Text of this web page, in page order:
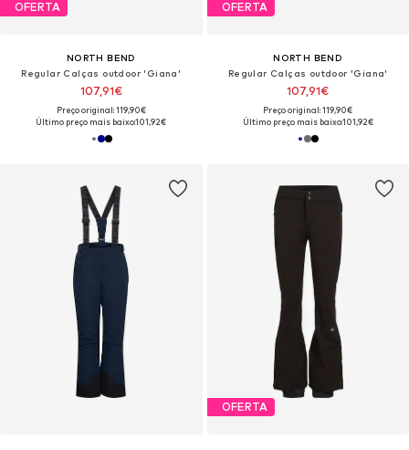
OFERTA
NORTH BEND
Regular Calças outdoor 'Giana'
107,91€
Preço original: 119,90€
Último preço mais baixo:101,92€
OFERTA
NORTH BEND
Regular Calças outdoor 'Giana'
107,91€
Preço original: 119,90€
Último preço mais baixo:101,92€
OFERTA